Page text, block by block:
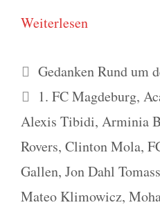
Wei­ter­le­sen
Kategorien
Gedanken Rund um
Schlagwörter
1. FC Magdeburg,
Alexis Tibidi, Arminia
Rovers, Clinton Mola,
Gallen, Jon Dahl
Mateo Klimowicz,